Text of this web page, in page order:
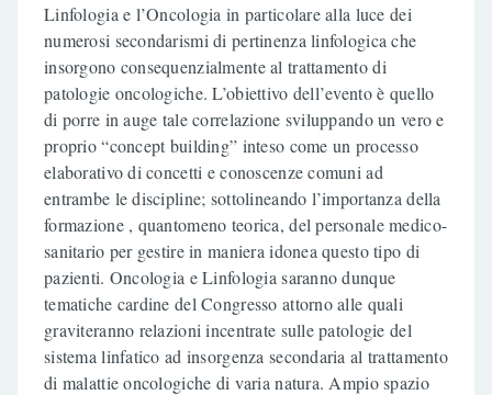
Linfologia e l’Oncologia in particolare alla luce dei
numerosi secondarismi di pertinenza linfologica che
insorgono consequenzialmente al trattamento di
patologie oncologiche. L’obiettivo dell’evento è quello
di porre in auge tale correlazione sviluppando un vero e
proprio “concept building” inteso come un processo
elaborativo di concetti e conoscenze comuni ad
entrambe le discipline; sottolineando l’importanza della
formazione , quantomeno teorica, del personale medico-
sanitario per gestire in maniera idonea questo tipo di
pazienti. Oncologia e Linfologia saranno dunque
tematiche cardine del Congresso attorno alle quali
graviteranno relazioni incentrate sulle patologie del
sistema linfatico ad insorgenza secondaria al trattamento
di malattie oncologiche di varia natura. Ampio spazio